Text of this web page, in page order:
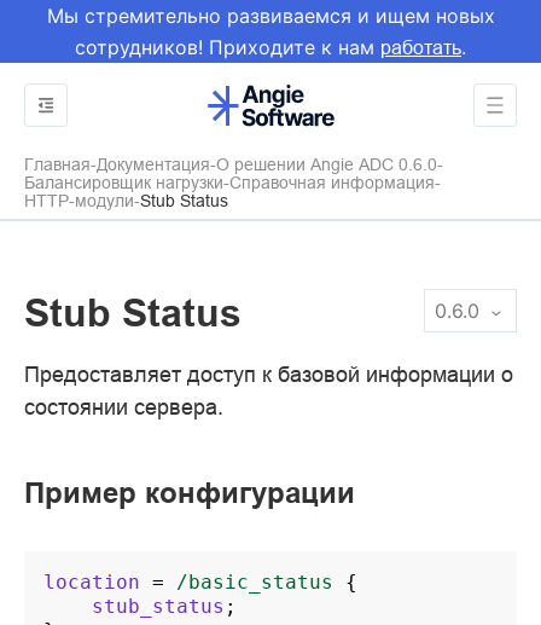
Мы стремительно развиваемся и ищем новых
сотрудников! Приходите к нам работать.
Главная Документация О решении Angie ADC 0.6.0
Балансировщик нагрузки Справочная информация
HTTP-модули Stub Status
0.6.0
Stub Status
Предоставляет доступ к базовой информации о
состоянии сервера.
Пример конфигурации
location = /basic_status
{
stub_status ;